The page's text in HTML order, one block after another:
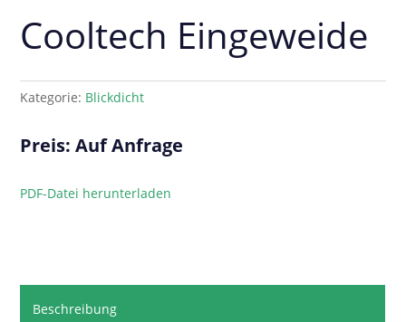
Cooltech Eingeweide
Kategorie: Blickdicht
Preis: Auf Anfrage
PDF-Datei herunterladen
Beschreibung